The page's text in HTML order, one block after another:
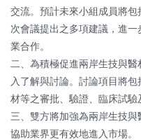
交流。預計未來小組成員將
次會議提出之多項建議，進
業合作。
二、為積極促進兩岸生技與
入了解與討論。討論項目將
材等之審批、驗證、臨床試驗
三、雙方將加強為兩岸生技
協助業界更有效地進入市場。